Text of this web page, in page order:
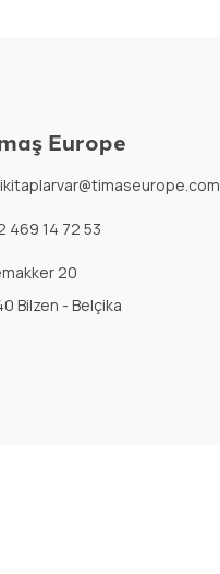
Europe
469 14 72 53
20
Bilzen - Belçika